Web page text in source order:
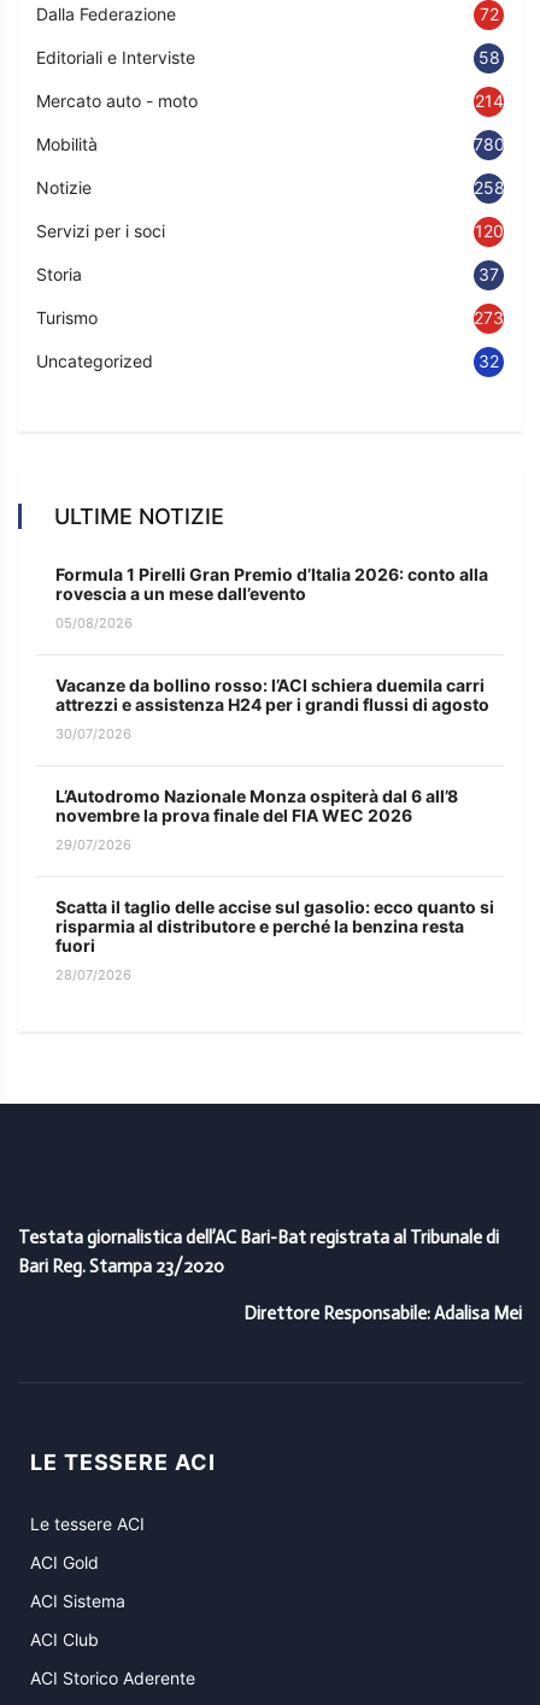
Dalla Federazione 72
Editoriali e Interviste 58
Mercato auto - moto 214
Mobilità 780
Notizie 2583
Servizi per i soci 120
Storia 37
Turismo 273
Uncategorized 32
ULTIME NOTIZIE
Formula 1 Pirelli Gran Premio d’Italia 2026: conto alla
rovescia a un mese dall’evento
05/08/2026
Vacanze da bollino rosso: l’ACI schiera duemila carri
attrezzi e assistenza H24 per i grandi flussi di agosto
30/07/2026
L’Autodromo Nazionale Monza ospiterà dal 6 all’8
novembre la prova finale del FIA WEC 2026
29/07/2026
Scatta il taglio delle accise sul gasolio: ecco quanto si
risparmia al distributore e perché la benzina resta
fuori
28/07/2026
Testata giornalistica dell’AC Bari-Bat registrata al Tribunale di
Bari Reg. Stampa 23/2020
Direttore Responsabile: Adalisa Mei
LE TESSERE ACI
Le tessere ACI
ACI Gold
ACI Sistema
ACI Club
ACI Storico Aderente